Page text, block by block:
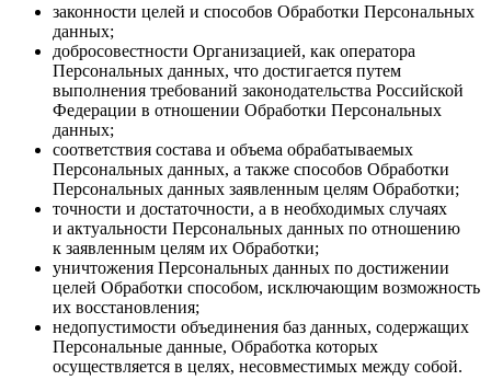
законности целей и способов Обработки Персональных
данных;
добросовестности Организацией, как оператора
Персональных данных, что достигается путем
выполнения требований законодательства Российской
Федерации в отношении Обработки Персональных
данных;
соответствия состава и объема обрабатываемых
Персональных данных, а также способов Обработки
Персональных данных заявленным целям Обработки;
точности и достаточности, а в необходимых случаях
и актуальности Персональных данных по отношению
к заявленным целям их Обработки;
уничтожения Персональных данных по достижении
целей Обработки способом, исключающим возможность
их восстановления;
недопустимости объединения баз данных, содержащих
Персональные данные, Обработка которых
осуществляется в целях, несовместимых между собой.